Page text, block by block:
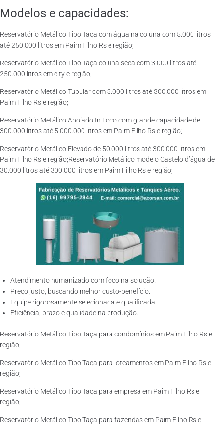
Modelos e capacidades:
Reservatório Metálico Tipo Taça com água na coluna com 5.000 litros
até 250.000 litros em Paim Filho Rs e região;
Reservatório Metálico Tipo Taça coluna seca com 3.000 litros até
250.000 litros em city e região;
Reservatório Metálico Tubular com 3.000 litros até 300.000 litros em
Paim Filho Rs e região;
Reservatório Metálico Apoiado In Loco com grande capacidade de
300.000 litros até 5.000.000 litros em Paim Filho Rs e região;
Reservatório Metálico Elevado de 50.000 litros até 300.000 litros em
Paim Filho Rs e região;Reservatório Metálico modelo Castelo d’água de
30.000 litros até 300.000 litros em Paim Filho Rs e região;
Atendimento humanizado com foco na solução.
Preço justo, buscando melhor custo-benefício.
Equipe rigorosamente selecionada e qualificada.
Eficiência, prazo e qualidade na produção.
Reservatório Metálico Tipo Taça para condomínios em Paim Filho Rs e
região;
Reservatório Metálico Tipo Taça para loteamentos em Paim Filho Rs e
região;
Reservatório Metálico Tipo Taça para empresa em Paim Filho Rs e
região;
Reservatório Metálico Tipo Taça para fazendas em Paim Filho Rs e